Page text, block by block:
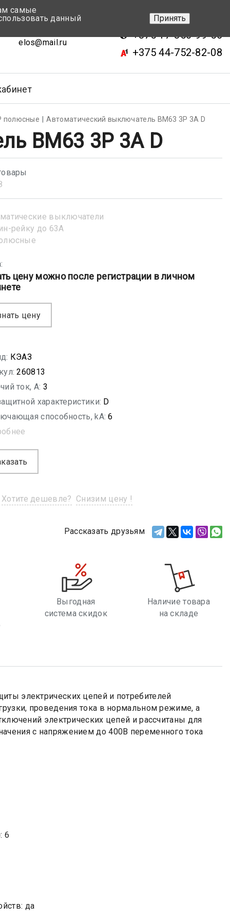
elos@mail.ru
+375 17-343-46-70
+375 17-350-99-56
+375 44-752-82-08
полюсные Автоматический выключатель BM63 3P 3А D
BM63 3P 3А D
выключатели
рейку до 63А
цену можно после регистрации в личном
цену
КЭАЗ
260813
ток, A: 3
характеристики: D
способность, kA: 6
Хотите дешевле? Снизим цену !
Рассказать друзьям
Выгодная
система скидок
Наличие товара
на складе
электрических цепей и потребителей
проведения тока в нормальном режиме, а
электрических цепей и рассчитаны для
с напряжением до 400В переменного тока
6
да
самые
данный
Принять